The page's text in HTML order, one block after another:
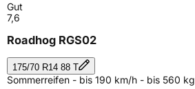
Gut
7,6
Roadhog RGS02
175/70 R14 88 T
Sommerreifen - bis 190 km/h - bis 560 kg